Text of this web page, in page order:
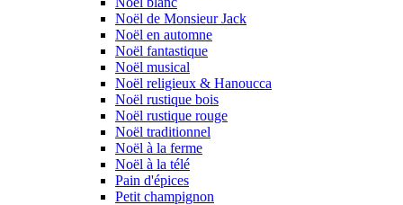
Noël de Monsieur Jack
Noël en automne
Noël fantastique
Noël musical
Noël religieux & Hanoucca
Noël rustique bois
Noël rustique rouge
Noël traditionnel
Noël à la ferme
Noël à la télé
Pain d'épices
Petit champignon